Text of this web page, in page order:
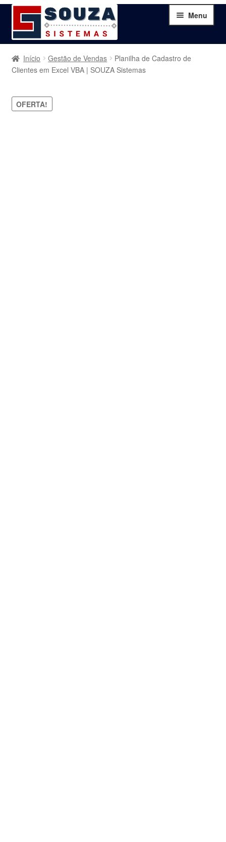
Pular
para
navegação
Pular
para
o
conteúdo
Menu
Home
Serviços
Início Gestão de Vendas
Planilha de Cadastro de
Clientes em Excel VBA | SOUZA Sistemas
OFERTA!